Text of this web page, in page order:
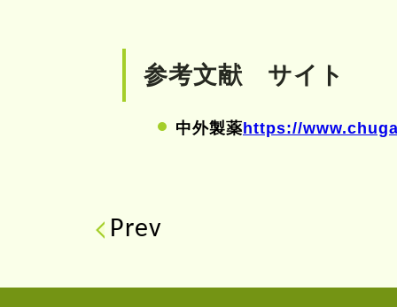
参考文献 サイト
中外製薬 https://
Prev